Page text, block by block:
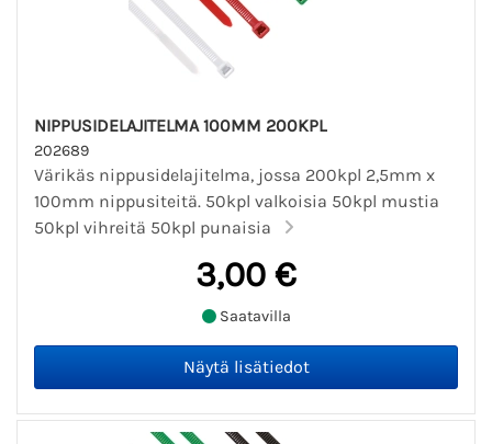
NIPPUSIDELAJITELMA 100MM 200KPL
202689
Värikäs nippusidelajitelma, jossa 200kpl 2,5mm x
100mm nippusiteitä. 50kpl valkoisia 50kpl mustia
50kpl vihreitä 50kpl punaisia
3,00 €
Saatavilla